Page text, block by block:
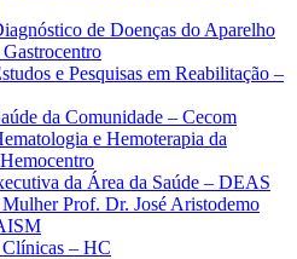
de Doenças do Aparelho
e Pesquisas em Reabilitação –
da Comunidade – Cecom
e Hemoterapia da
da Área da Saúde – DEAS
Prof. Dr. José Aristodemo
– HC